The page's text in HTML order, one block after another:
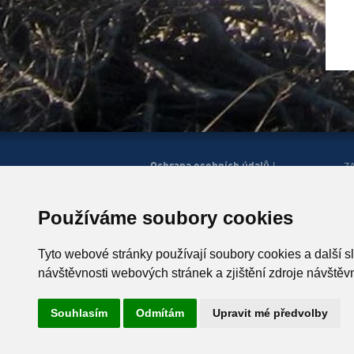
Používáme soubory cookies
Tyto webové stránky používají soubory cookies a další
návštěvnosti webových stránek a zjištění zdroje
Souhlasím Odmítám Upravit mé předvolby
Ochrana osobních údajů|
543 51 Špindlerův Mlýn 260,
T +420 499 433 230
Vyrobil Simopt, s.r.o., 2026